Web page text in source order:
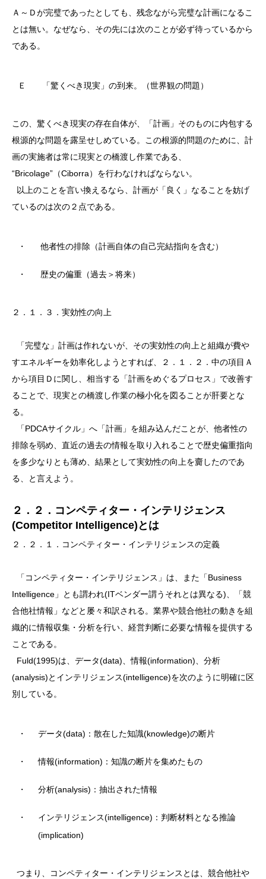
Ａ～Ｄが完璧であったとしても、残念ながら完璧な計画になるこ
とは無い。なぜなら、その先には次のことが必ず待っているから
である。
Ｅ 「驚くべき現実」の到来。（世界観の問題）
この、驚くべき現実の存在自体が、「計画」そのものに内包する
根源的な問題を露呈せしめている。この根源的問題のために、計
画の実施者は常に現実との橋渡し作業である、
“Bricolage”（Ciborra）を行わなければならない。
以上のことを言い換えるなら、計画が「良く」なることを妨げ
ているのは次の２点である。
・ 他者性の排除（計画自体の自己完結指向を含む）
・ 歴史の偏重（過去＞将来）
２．１．３．実効性の向上
「完璧な」計画は作れないが、その実効性の向上と組織が費や
すエネルギーを効率化しようとすれば、２．１．２．中の項目Ａ
から項目Ｄに関し、相当する「計画をめぐるプロセス」で改善す
ることで、現実との橋渡し作業の極小化を図ることが肝要とな
る。
「PDCAサイクル」へ「計画」を組み込んだことが、他者性の
排除を弱め、直近の過去の情報を取り入れることで歴史偏重指向
を多少なりとも薄め、結果として実効性の向上を齎したのであ
る、と言えよう。
２．２．コンペティター・インテリジェンス
(Competitor Intelligence)とは
２．２．１．コンペティター・インテリジェンスの定義
「コンペティター・インテリジェンス」は、また「Business
Intelligence」とも謂われ(ITベンダー謂うそれとは異なる)、「競
合他社情報」などと屡々和訳される。業界や競合他社の動きを組
織的に情報収集・分析を行い、経営判断に必要な情報を提供する
ことである。
Fuld(1995)は、データ(data)、情報(information)、分析
(analysis)とインテリジェンス(intelligence)を次のように明確に区
別している。
・ データ(data)：散在した知識(knowledge)の断片
・ 情報(information)：知識の断片を集めたもの
・ 分析(analysis)：抽出された情報
・
インテリジェンス(intelligence)：判断材料となる推論
(implication)
つまり、コンペティター・インテリジェンスとは、競合他社や